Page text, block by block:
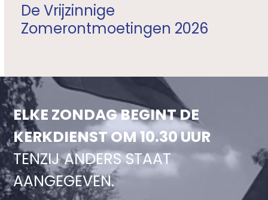
De Vrijzinnige
Zomerontmoetingen 2026
ELKE ZONDAG BEGINT DE
KERKDIENST OM 10.30 UUR
TENZIJ ANDERS STAAT
AANGEGEVEN.